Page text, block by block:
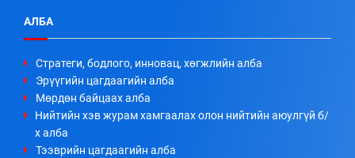
АЛБА
Стратеги, бодлого, инновац, хөгжлийн алба
Эрүүгийн цагдаагийн алба
Мөрдөн байцаах алба
Нийтийн хэв журам хамгаалах олон нийтийн аюулгүй б/
х алба
Тээврийн цагдаагийн алба